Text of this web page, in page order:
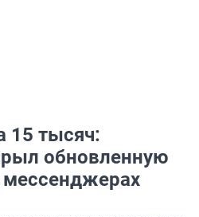
15 тысяч:
обновленную